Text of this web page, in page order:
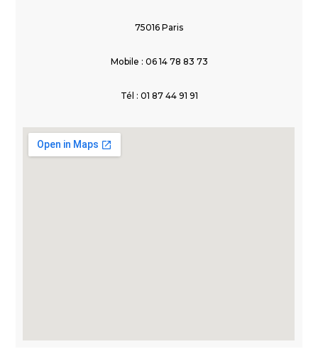
75016 Paris
Mobile : 06 14 78 83 73
Tél : 01 87 44 91 91